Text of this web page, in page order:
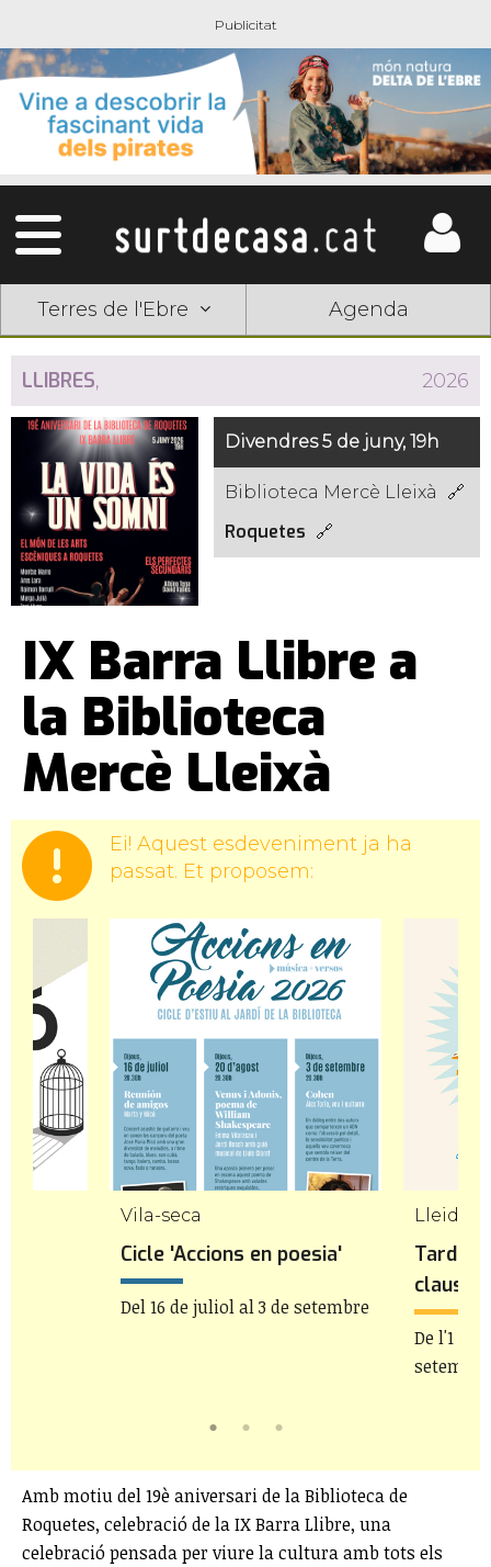
Terres de l'Ebre Agenda
LLIBRES, 2026
Divendres 5 de juny, 19h
Biblioteca Mercè Lleixà
Roquetes
IX Barra Llibre a
la Biblioteca
Mercè Lleixà
Ei! Aquest esdeveniment ja ha
passat. Et proposem:
Vila-seca
Cicle 'Accions en poesia'
Del 16 de juliol al 3 de setembre
Lleida
Tardes
De l'1 de
setembre
Amb motiu del 19è aniversari de la Biblioteca de
Roquetes, celebració de la IX Barra Llibre, una
celebració pensada per viure la cultura amb tots els